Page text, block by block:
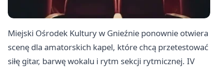
Miejski Ośrodek Kultury w Gnieźnie ponownie otwiera
scenę dla amatorskich kapel, które chcą przetestować
siłę gitar, barwę wokalu i rytm sekcji rytmicznej. IV